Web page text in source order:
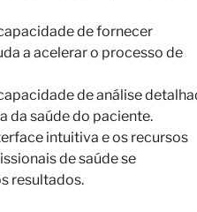
de fornecer
a acelerar o processo de
de análise
da saúde do paciente.
intuitiva e os recursos
de saúde se
resultados.